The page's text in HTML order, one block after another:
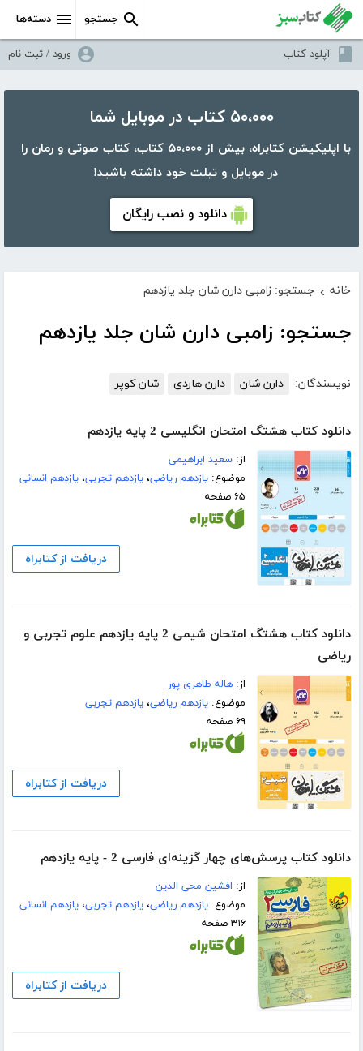
دسته‌ها جستجو
آپلود کتاب ورود / ثبت نام
۵۰،۰۰۰ کتاب در موبایل شما
با اپلیکیشن کتابراه، بیش از ۵۰،۰۰۰ کتاب، کتاب صوتی و رمان را
در موبایل و تبلت خود داشته باشید!
دانلود و نصب رایگان
خانه › جستجو: زامبی دارن شان جلد یازدهم
جستجو: زامبی دارن شان جلد یازدهم
نویسندگان: دارن شان دارن هاردی شان کوپر
دانلود کتاب هشتگ امتحان انگلیسی 2 پایه یازدهم
از:سعید ابراهیمی
موضوع:یازدهم ریاضی،یازدهم تجربی،یازدهم انسانی
۶۵ صفحه
دریافت از کتابراه
دانلود کتاب هشتگ امتحان شیمی 2 پایه یازدهم علوم تجربی و
ریاضی
از:هاله طاهری پور
موضوع:یازدهم ریاضی،یازدهم تجربی
۶۹ صفحه
دریافت از کتابراه
دانلود کتاب پرسش‌های چهار گزینه‌ای فارسی 2 - پایه یازدهم
از: افشین محی الدین
موضوع:یازدهم ریاضی،یازدهم تجربی،یازدهم انسانی
۳۱۶ صفحه
دریافت از کتابراه